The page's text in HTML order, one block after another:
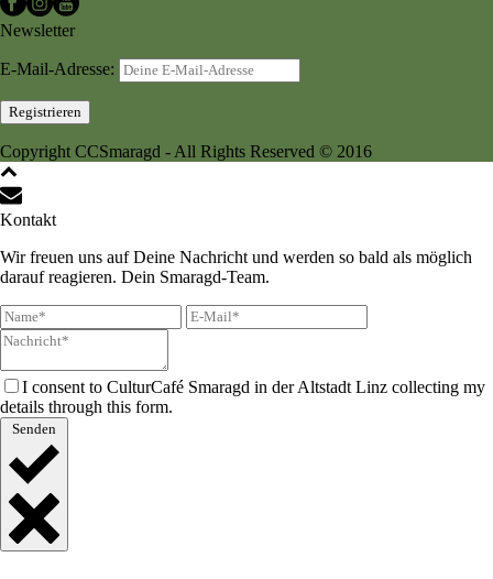
Newsletter
E-Mail-Adresse:
Copyright CCSmaragd - All Rights Reserved © 2016
Kontakt
Wir freuen uns auf Deine Nachricht und werden so bald als möglich
darauf reagieren. Dein Smaragd-Team.
I consent to CulturCafé Smaragd in der Altstadt Linz collecting my
details through this form.
Senden